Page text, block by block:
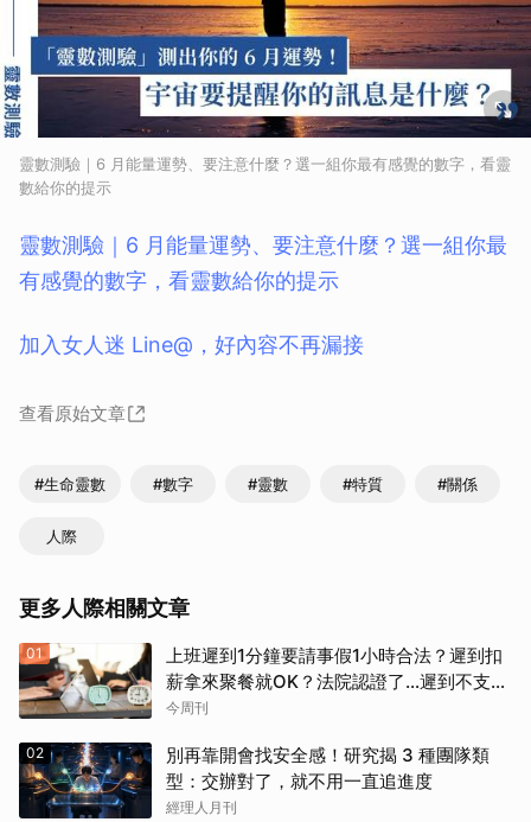
靈數測驗｜6 月能量運勢、要注意什麼？選一組你最有感覺的數字，看靈
數給你的提示
靈數測驗｜6 月能量運勢、要注意什麼？選一組你最
有感覺的數字，看靈數給你的提示
加入女人迷 Line@，好內容不再漏接
查看原始文章
#生命靈數 #數字 #靈數 #特質 #關係
人際
更多人際相關文章
01
上班遲到1分鐘要請事假1小時合法？遲到扣
薪拿來聚餐就OK？法院認證了…遲到不支薪
這樣算
今周刊
02
別再靠開會找安全感！研究揭 3 種團隊類
型：交辦對了，就不用一直追進度
經理人月刊